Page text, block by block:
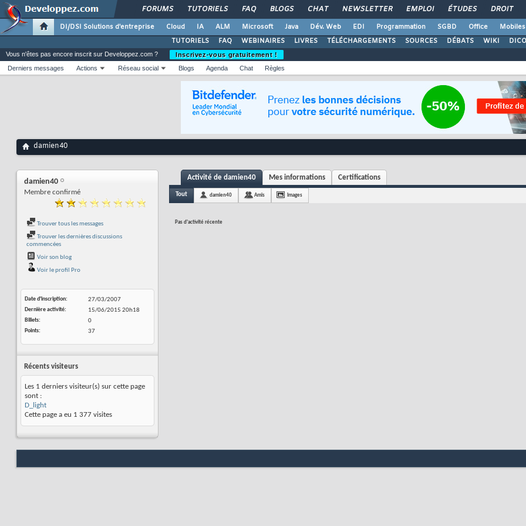
FORUMS TUTORIELS FAQ BLOGS CHAT NEWSLETTER EMPLOI ÉTUDES DROIT
DI/DSI Solutions d'entreprise Cloud IA ALM Microsoft Java Dév. Web EDI Programmation SGBD Office Mobiles
TUTORIELS
FAQ WEBINAIRES LIVRES TÉLÉCHARGEMENTS SOURCES DÉBATS WIKI DICO
Vous n'êtes pas encore inscrit sur Developpez.com ?
Inscrivez-vous gratuitement !
Derniers messages
Actions Réseau social Blogs Agenda Chat Règles
damien40
damien40
Membre confirmé
Trouver tous les messages
Trouver les dernières discussions
commencées
Voir son blog
Voir le profil Pro
Date d'inscription
27/03/2007
Dernière activité
15/06/2015 20h18
Billets
0
Points
37
Récents visiteurs
Les 1 derniers visiteur(s) sur cette page
sont :
D_light
Cette page a eu 1 377 visites
Activité de damien40 Mes informations Certifications
Tout damien40 Amis Images
Pas d'activité récente